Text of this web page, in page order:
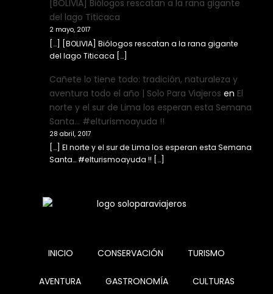
[BOLIVIA] Biólogos rescatan a la rana gigante
del lago Titicaca
2 mayo, 2017
[…] [BOLIVIA] Biólogos rescatan a la rana gigante
del lago Titicaca […]
Cañete lo tiene todo: tradición, naturaleza y
aventura todo el año | Solo Para Viajeros en El
norte y el sur de Lima los esperan esta Semana
Santa… #elturismoayuda !!
28 abril, 2017
[…] El norte y el sur de Lima los esperan esta Semana
Santa… #elturismoayuda !! […]
INICIO CONSERVACIÓN TURISMO
AVENTURA GASTRONOMÍA CULTURAS